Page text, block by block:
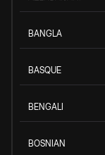
BANGLA
BASQUE
BENGALI
BOSNIAN